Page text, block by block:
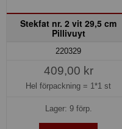
Stekfat nr. 2 vit 29,5 cm
Pillivuyt
220329
409,00 kr
Hel förpackning = 1*1 st
Lager: 9 förp.